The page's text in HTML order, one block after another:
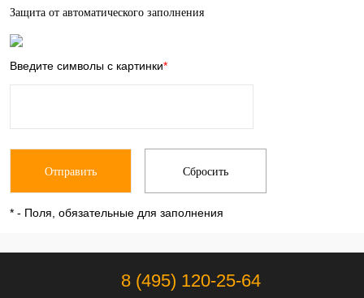
Защита от автоматического заполнения
Введите символы с картинки*
* - Поля, обязательные для заполнения
8 (495) 120-25-64